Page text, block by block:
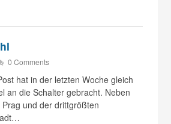
0 Comments
hat in der letzten Woche gleich
an die Schalter gebracht. Neben
und der drittgrößten